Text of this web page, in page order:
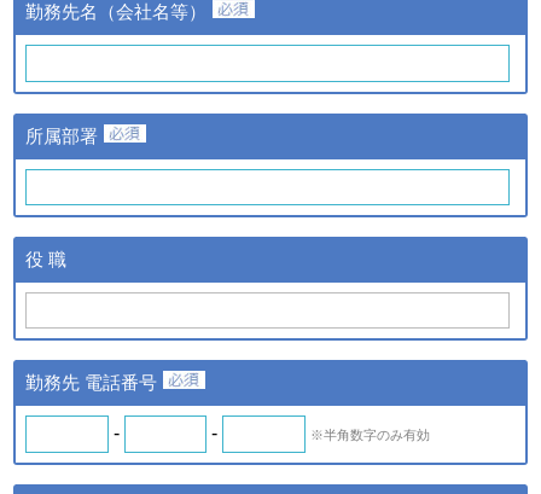
ト
ｃ．スキル診断システムの
ご利用に伴い取得した個人
情報
ｄ．全国スキル調査へのご
協力に伴い取得した個人情
報
氏名、氏名カナ、メールアド
レス、勤務先名、所属部署
②提供の手段又は方法
る提供。
よびｂの場合はスキル診断シ
◆ 登録情報の開示・訂正について
できるだけ正確かつ最新の内容で管理します。皆さまからお申
し出があったときは、登録情報の開示を行います。また、内容
が正確でないなどのお申し出があったときは、その内容を確認
し必要に応じて登録情報の追加・変更・訂正または削除等を行
勤務先名（会社名等）
所属部署
役 職
勤務先 電話番号
- - ※半角数字のみ有効